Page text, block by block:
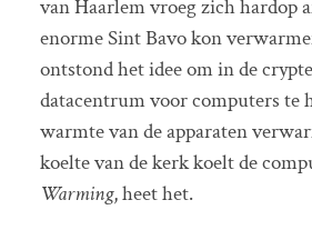
van Haarlem vroeg zich hardop
enorme Sint Bavo kon
ontstond het idee om in de
datacentrum voor computers te
warmte van de apparaten
koelte van de kerk koelt de
Warming, heet het.